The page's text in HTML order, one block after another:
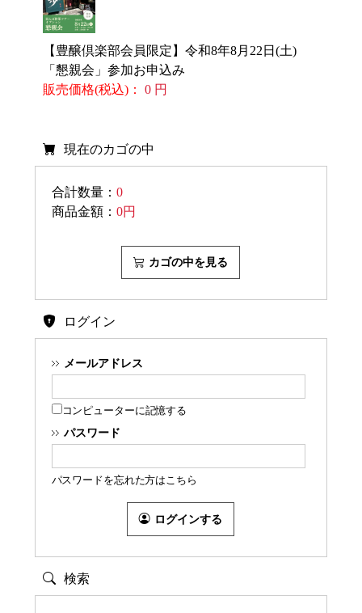
【豊醸倶楽部会員限定】令和8年8月22日(土)
「懇親会」参加お申込み
販売価格(税込)：
0 円
現在のカゴの中
合計数量： 0
商品金額： 0円
カゴの中を見る
ログイン
メールアドレス
コンピューターに記憶する
パスワード
パスワードを忘れた方はこちら
ログインする
検索